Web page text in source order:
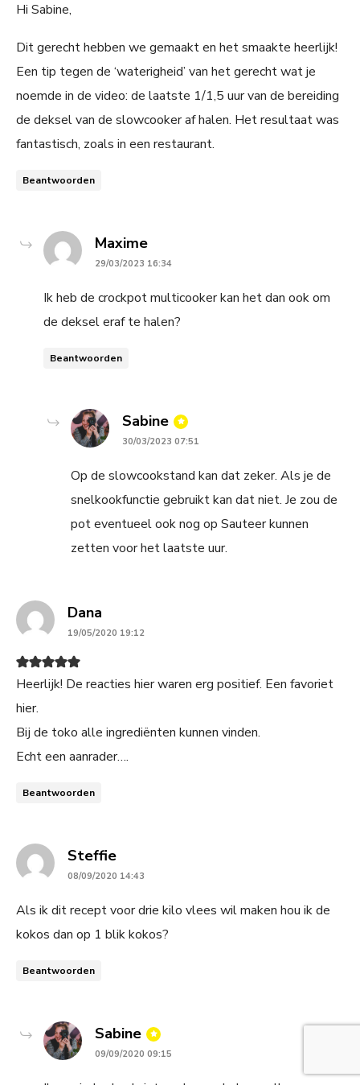
Hi Sabine,
Dit gerecht hebben we gemaakt en het smaakte heerlijk!
Een tip tegen de ‘waterigheid’ van het gerecht wat je
noemde in de video: de laatste 1/1,5 uur van de bereiding
de deksel van de slowcooker af halen. Het resultaat was
fantastisch, zoals in een restaurant.
Beantwoorden
Maximesays:
29/03/2023 16:34
Ik heb de crockpot multicooker kan het dan ook om
de deksel eraf te halen?
Beantwoorden
Sabine says:
30/03/2023 07:51
Op de slowcookstand kan dat zeker. Als je de
snelkookfunctie gebruikt kan dat niet. Je zou de
pot eventueel ook nog op Sauteer kunnen
zetten voor het laatste uur.
Dana
19/05/2020 19:12
Heerlijk! De reacties hier waren erg positief. Een favoriet
hier.
Bij de toko alle ingrediënten kunnen vinden.
Echt een aanrader….
Beantwoorden
Steffiesays:
08/09/2020 14:43
Als ik dit recept voor drie kilo vlees wil maken hou ik de
kokos dan op 1 blik kokos?
Beantwoorden
Sabine says:
09/09/2020 09:15